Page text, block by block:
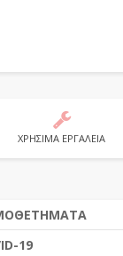
ΧΡΗΣΙΜΑ ΕΡΓΑΛΕΙΑ
(Ν. 4412/2016)
19